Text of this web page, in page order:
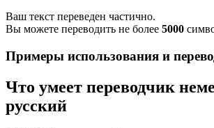
Ваш текст переведен частично.
Вы можете переводить не более 5000
Примеры использования и
Что умеет переводчик
русский